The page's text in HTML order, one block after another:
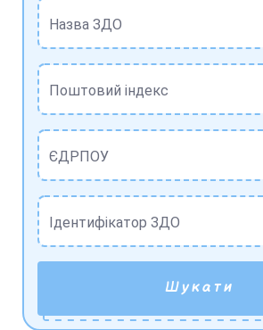
Назва ЗДО
Поштовий індекс
ЄДРПОУ
Ідентифікатор ЗДО
Шукати